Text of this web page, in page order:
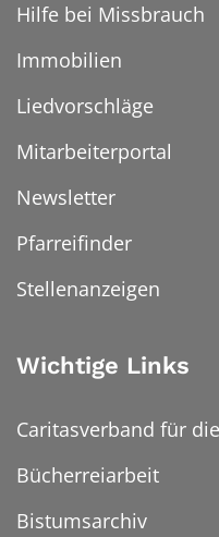
Hilfe bei Missbrauch
Immobilien
Liedvorschläge
Mitarbeiterportal
Newsletter
Pfarreifinder
Stellenanzeigen
Wichtige Links
Caritasverband für
Bücherreiarbeit
Bistumsarchiv